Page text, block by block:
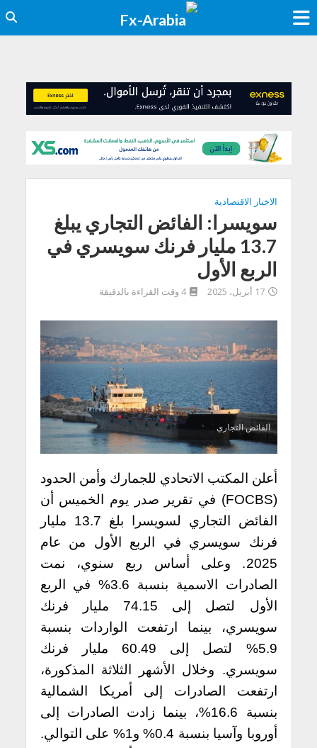
الاخبار الاقتصادية
سويسرا: الفائض التجاري يبلغ
13.7 مليار فرنك سويسري في
الربع الأول
17 أبريل، 2025 4 وقت القراءة بالدقيقة
الفائض التجاري
أعلن المكتب الاتحادي للجمارك وأمن الحدود
(FOCBS) في تقرير صدر يوم الخميس أن
الفائض التجاري لسويسرا بلغ 13.7 مليار
فرنك سويسري في الربع الأول من عام
2025. وعلى أساس ربع سنوي، نمت
الصادرات الاسمية بنسبة 3.6% في الربع
الأول لتصل إلى 74.15 مليار فرنك
سويسري، بينما ارتفعت الواردات بنسبة
5.9% لتصل إلى 60.49 مليار فرنك
سويسري. وخلال الأشهر الثلاثة المذكورة،
ارتفعت الصادرات إلى أمريكا الشمالية
بنسبة 16.6%، بينما زادت الصادرات إلى
أوروبا وآسيا بنسبة 0.4% و1% على التوالي.